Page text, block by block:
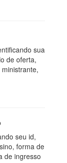
sua
de oferta,
seu id,
forma de
de ingresso